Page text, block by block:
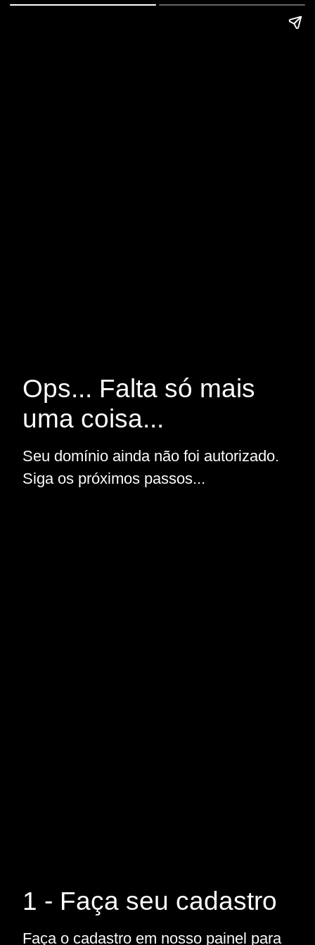
Ops... Falta só mais
uma coisa...
Seu domínio ainda não foi autorizado.
Siga os próximos passos...
1 - Faça seu cadastro
Faça o cadastro em nosso painel para